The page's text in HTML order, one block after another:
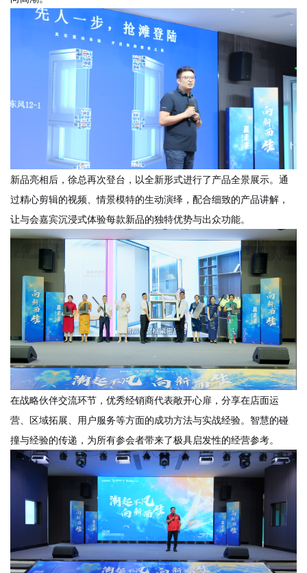
新品亮相后，徐总再次登台，以全新形式进行了产品全景展示。通
过精心剪辑的视频、情景模特的生动演绎，配合细致的产品讲解，
让与会嘉宾沉浸式体验每款新品的独特优势与出众功能。
在战略伙伴交流环节，优秀经销商代表敞开心扉，分享在店面运
营、区域拓展、用户服务等方面的成功方法与实战经验。智慧的碰
撞与经验的传递，为所有参会者带来了极具启发性的经营参考。